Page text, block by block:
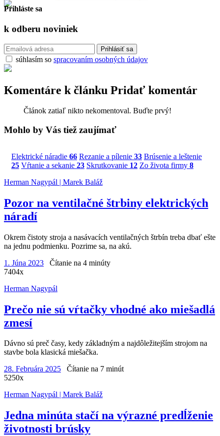
Prihláste sa
k odberu noviniek
súhlasím so spracovaním osobných údajov
Komentáre k článku Pridať komentár
Článok zatiaľ nikto nekomentoval. Buďte prvý!
Mohlo by Vás tiež zaujímať
Elektrické náradie 66 Rezanie a pílenie 33 Brúsenie a leštenie
25 Vŕtanie a sekanie 23 Skrutkovanie 12 Zo života firmy 8
Herman Nagypál | Marek Baláž
Pozor na ventilačné štrbiny elektrických
náradí
Okrem čistoty stroja a nasávacích ventilačných štrbín treba dbať ešte
na jednu podmienku. Pozrime sa, na akú.
1. Júna 2023
Čítanie na 4 minúty
7404x
Herman Nagypál
Prečo nie sú vŕtačky vhodné ako miešadlá
zmesí
Dávno sú preč časy, kedy základným a najdôležitejším strojom na
stavbe bola klasická miešačka.
28. Februára 2025
Čítanie na 7 minút
5250x
Herman Nagypál | Marek Baláž
Jedna minúta stačí na výrazné predĺženie
životnosti brúsky